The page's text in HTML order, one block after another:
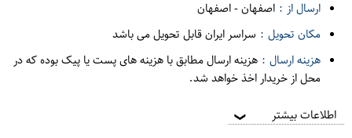
ارسال از : اصفهان-اصفهان
مکان تحویل : سراسر ایران قابل تحویل می باشد
هزینه ارسال : هزینه ارسال مطابق با هزینه های پست یا پیک بوده که در
محل از خریدار اخذ خواهد شد.
اطلاعات بیشتر ❯